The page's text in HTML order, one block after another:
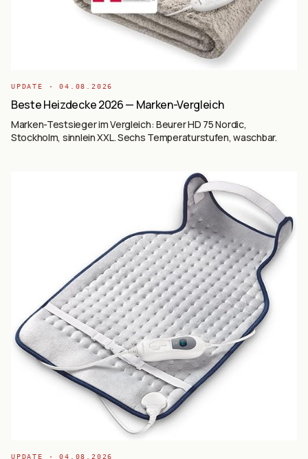
UPDATE ·04.08.2026
Beste Heizdecke 2026 — Marken-Vergleich
Marken-Testsieger im Vergleich: Beurer HD 75 Nordic,
Stockholm, sinnlein XXL. Sechs Temperaturstufen, waschbar.
UPDATE ·04.08.2026